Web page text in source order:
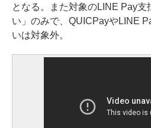
となる。また対象のLINE Pay支
い」のみで、QUICPayやLINE
いは対象外。